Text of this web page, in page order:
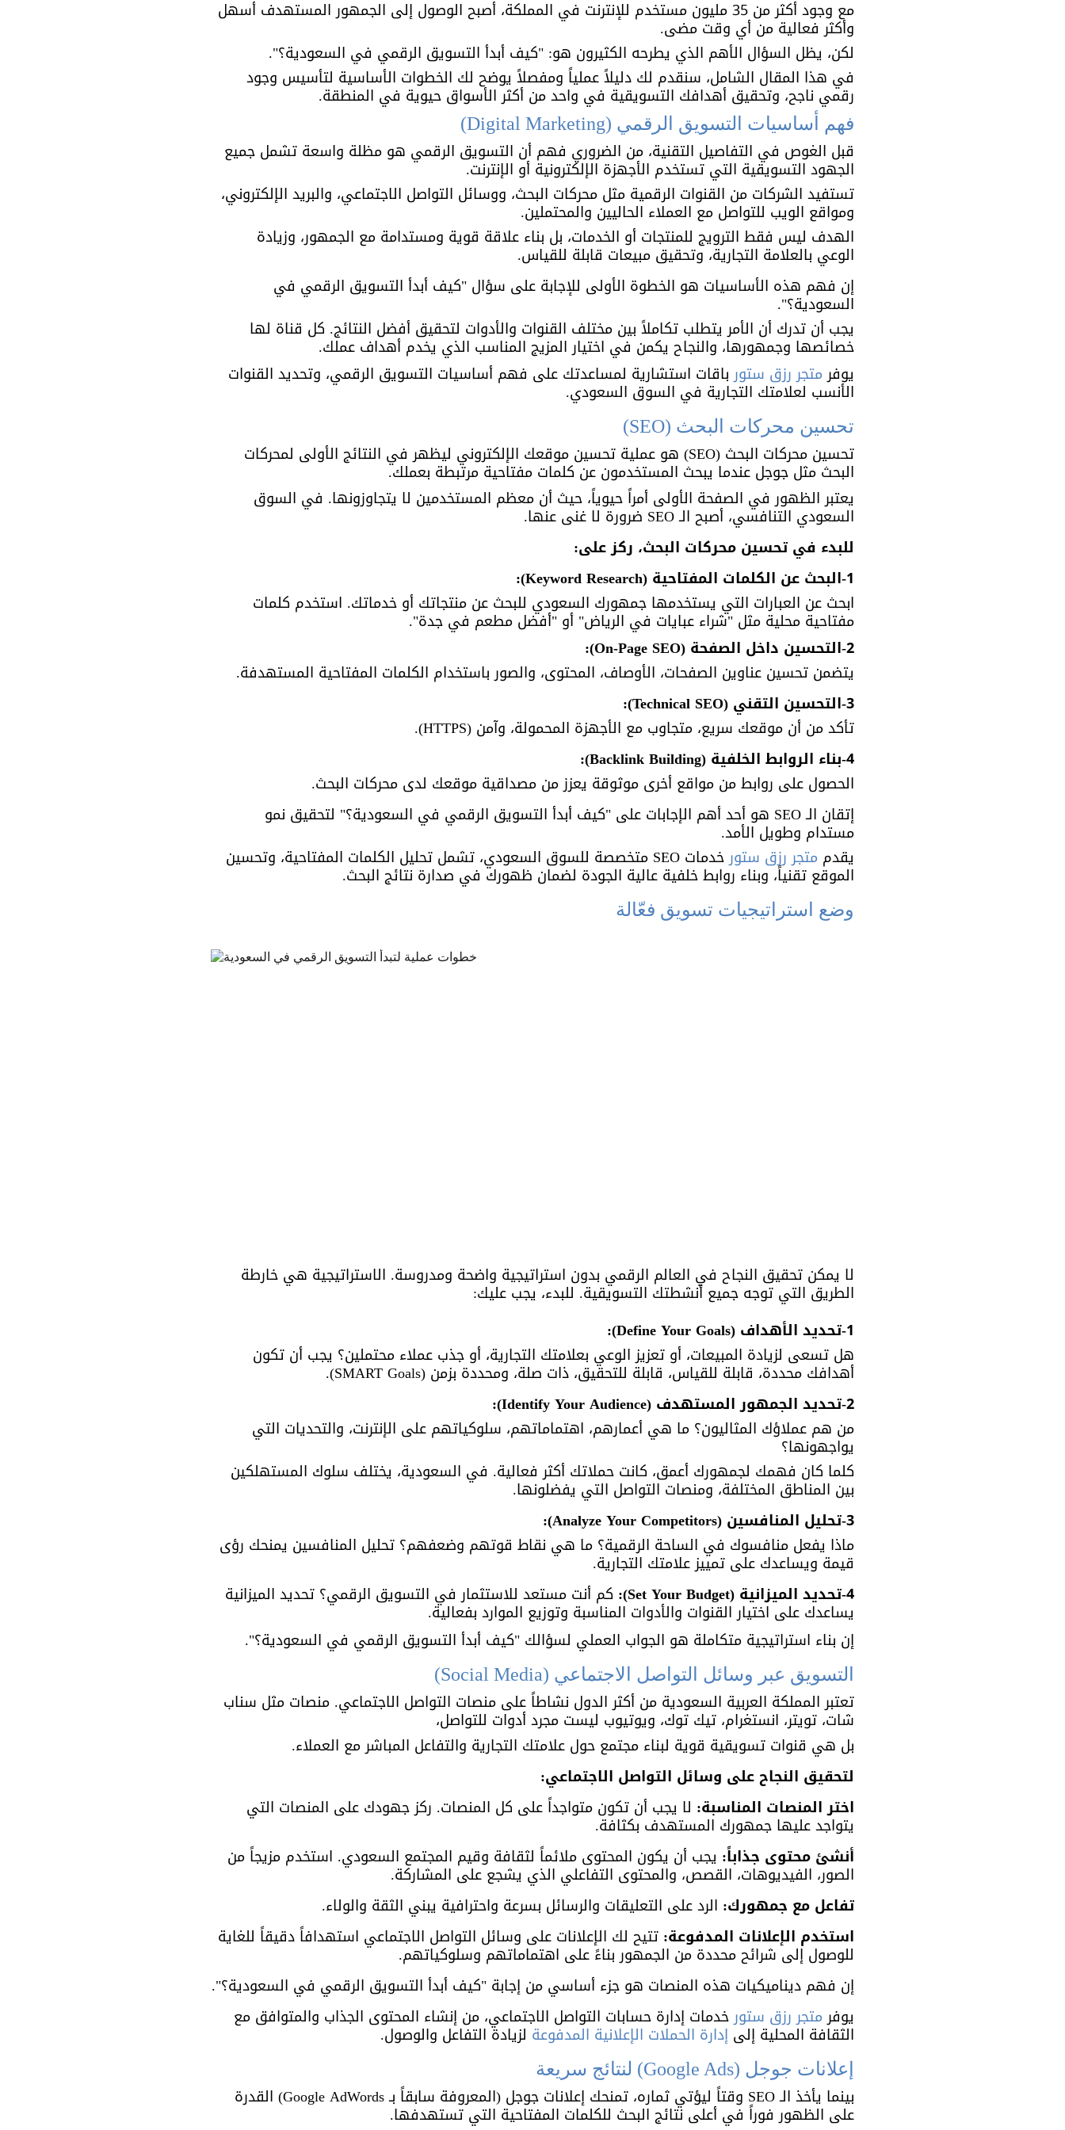
مع وجود أكثر من 35 مليون مستخدم للإنترنت في المملكة، أصبح الوصول إلى الجمهور المستهدف أسهل
وأكثر فعالية من أي وقت مضى.
لكن، يظل السؤال الأهم الذي يطرحه الكثيرون هو: "كيف أبدأ التسويق الرقمي في السعودية؟".
في هذا المقال الشامل، سنقدم لك دليلاً عملياً ومفصلاً يوضح لك الخطوات الأساسية لتأسيس وجود
رقمي ناجح، وتحقيق أهدافك التسويقية في واحد من أكثر الأسواق حيوية في المنطقة.
فهم أساسيات التسويق الرقمي (Digital Marketing)
قبل الغوص في التفاصيل التقنية، من الضروري فهم أن التسويق الرقمي هو مظلة واسعة تشمل جميع
الجهود التسويقية التي تستخدم الأجهزة الإلكترونية أو الإنترنت.
تستفيد الشركات من القنوات الرقمية مثل محركات البحث، ووسائل التواصل الاجتماعي، والبريد الإلكتروني،
ومواقع الويب للتواصل مع العملاء الحاليين والمحتملين.
الهدف ليس فقط الترويج للمنتجات أو الخدمات، بل بناء علاقة قوية ومستدامة مع الجمهور، وزيادة
الوعي بالعلامة التجارية، وتحقيق مبيعات قابلة للقياس.
إن فهم هذه الأساسيات هو الخطوة الأولى للإجابة على سؤال "كيف أبدأ التسويق الرقمي في
السعودية؟".
يجب أن تدرك أن الأمر يتطلب تكاملاً بين مختلف القنوات والأدوات لتحقيق أفضل النتائج. كل قناة لها
خصائصها وجمهورها، والنجاح يكمن في اختيار المزيج المناسب الذي يخدم أهداف عملك.
يوفر متجر رزق ستور باقات استشارية لمساعدتك على فهم أساسيات التسويق الرقمي، وتحديد القنوات
الأنسب لعلامتك التجارية في السوق السعودي.
تحسين محركات البحث (SEO)
تحسين محركات البحث (SEO) هو عملية تحسين موقعك الإلكتروني ليظهر في النتائج الأولى لمحركات
البحث مثل جوجل عندما يبحث المستخدمون عن كلمات مفتاحية مرتبطة بعملك.
يعتبر الظهور في الصفحة الأولى أمراً حيوياً، حيث أن معظم المستخدمين لا يتجاوزونها. في السوق
السعودي التنافسي، أصبح الـ SEO ضرورة لا غنى عنها.
للبدء في تحسين محركات البحث، ركز على:
1-البحث عن الكلمات المفتاحية (Keyword Research):
ابحث عن العبارات التي يستخدمها جمهورك السعودي للبحث عن منتجاتك أو خدماتك. استخدم كلمات
مفتاحية محلية مثل "شراء عبايات في الرياض" أو "أفضل مطعم في جدة".
2-التحسين داخل الصفحة (On-Page SEO):
يتضمن تحسين عناوين الصفحات، الأوصاف، المحتوى، والصور باستخدام الكلمات المفتاحية المستهدفة.
3-التحسين التقني (Technical SEO):
تأكد من أن موقعك سريع، متجاوب مع الأجهزة المحمولة، وآمن (HTTPS).
4-بناء الروابط الخلفية (Backlink Building):
الحصول على روابط من مواقع أخرى موثوقة يعزز من مصداقية موقعك لدى محركات البحث.
إتقان الـ SEO هو أحد أهم الإجابات على "كيف أبدأ التسويق الرقمي في السعودية؟" لتحقيق نمو
مستدام وطويل الأمد.
يقدم متجر رزق ستور خدمات SEO متخصصة للسوق السعودي، تشمل تحليل الكلمات المفتاحية، وتحسين
الموقع تقنياً، وبناء روابط خلفية عالية الجودة لضمان ظهورك في صدارة نتائج البحث.
وضع استراتيجيات تسويق فعّالة
لا يمكن تحقيق النجاح في العالم الرقمي بدون استراتيجية واضحة ومدروسة. الاستراتيجية هي خارطة
الطريق التي توجه جميع أنشطتك التسويقية. للبدء، يجب عليك:
1-تحديد الأهداف (Define Your Goals):
هل تسعى لزيادة المبيعات، أو تعزيز الوعي بعلامتك التجارية، أو جذب عملاء محتملين؟ يجب أن تكون
أهدافك محددة، قابلة للقياس، قابلة للتحقيق، ذات صلة، ومحددة بزمن (SMART Goals).
2-تحديد الجمهور المستهدف (Identify Your Audience):
من هم عملاؤك المثاليون؟ ما هي أعمارهم، اهتماماتهم، سلوكياتهم على الإنترنت، والتحديات التي
يواجهونها؟
كلما كان فهمك لجمهورك أعمق، كانت حملاتك أكثر فعالية. في السعودية، يختلف سلوك المستهلكين
بين المناطق المختلفة، ومنصات التواصل التي يفضلونها.
3-تحليل المنافسين (Analyze Your Competitors):
ماذا يفعل منافسوك في الساحة الرقمية؟ ما هي نقاط قوتهم وضعفهم؟ تحليل المنافسين يمنحك رؤى
قيمة ويساعدك على تمييز علامتك التجارية.
4-تحديد الميزانية (Set Your Budget):
كم أنت مستعد للاستثمار في التسويق الرقمي؟ تحديد الميزانية
يساعدك على اختيار القنوات والأدوات المناسبة وتوزيع الموارد بفعالية.
إن بناء استراتيجية متكاملة هو الجواب العملي لسؤالك "كيف أبدأ التسويق الرقمي في السعودية؟".
التسويق عبر وسائل التواصل الاجتماعي (Social Media)
تعتبر المملكة العربية السعودية من أكثر الدول نشاطاً على منصات التواصل الاجتماعي. منصات مثل سناب
شات، تويتر، انستغرام، تيك توك، ويوتيوب ليست مجرد أدوات للتواصل،
بل هي قنوات تسويقية قوية لبناء مجتمع حول علامتك التجارية والتفاعل المباشر مع العملاء.
لتحقيق النجاح على وسائل التواصل الاجتماعي:
اختر المنصات المناسبة: لا يجب أن تكون متواجداً على كل المنصات. ركز جهودك على المنصات التي
يتواجد عليها جمهورك المستهدف بكثافة.
أنشئ محتوى جذاباً: يجب أن يكون المحتوى ملائماً لثقافة وقيم المجتمع السعودي. استخدم مزيجاً من
الصور، الفيديوهات، القصص، والمحتوى التفاعلي الذي يشجع على المشاركة.
تفاعل مع جمهورك: الرد على التعليقات والرسائل بسرعة واحترافية يبني الثقة والولاء.
استخدم الإعلانات المدفوعة: تتيح لك الإعلانات على وسائل التواصل الاجتماعي استهدافاً دقيقاً للغاية
للوصول إلى شرائح محددة من الجمهور بناءً على اهتماماتهم وسلوكياتهم.
إن فهم ديناميكيات هذه المنصات هو جزء أساسي من إجابة "كيف أبدأ التسويق الرقمي في السعودية؟".
يوفر متجر رزق ستور خدمات إدارة حسابات التواصل الاجتماعي، من إنشاء المحتوى الجذاب والمتوافق مع
الثقافة المحلية إلى إدارة الحملات الإعلانية المدفوعة لزيادة التفاعل والوصول.
إعلانات جوجل (Google Ads) لنتائج سريعة
بينما يأخذ الـ SEO وقتاً ليؤتي ثماره، تمنحك إعلانات جوجل (المعروفة سابقاً بـ Google AdWords) القدرة
على الظهور فوراً في أعلى نتائج البحث للكلمات المفتاحية التي تستهدفها.